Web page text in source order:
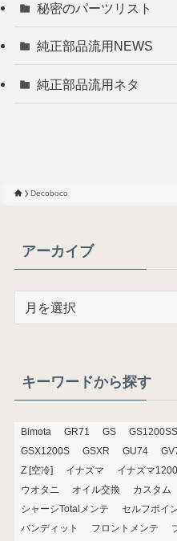
秘密のパーツリスト
純正部品流用NEWS
純正部品流用ネタ
Decoboco
アーカイブ
ブキーワードから探す
Bimota GR71 GS GS1200SS
GSX1200S
GSXR GU74
Z [空冷]
イナズマ イナズマ1200
ウオタニ
オイル交換 カスタム
シャーシTotalメンテ
セルフポイ
バンディット
フロントメンテ